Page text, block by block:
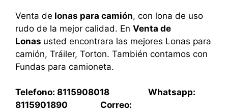
Venta de lonas para camión, con lona de uso
rudo de la mejor calidad. En Venta de
Lonas usted encontrara las mejores Lonas para
camión, Tráiler, Torton. También contamos con
Fundas para camioneta.
Telefono: 8115908018 Whatsapp:
8115901890 Correo: